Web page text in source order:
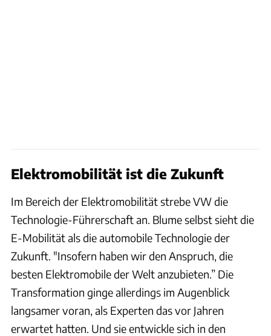
Elektromobilität ist die Zukunft
Im Bereich der Elektromobilität strebe VW die
Technologie-Führerschaft an. Blume selbst sieht die
E-Mobilität als die automobile Technologie der
Zukunft. "Insofern haben wir den Anspruch, die
besten Elektromobile der Welt anzubieten.” Die
Transformation ginge allerdings im Augenblick
langsamer voran, als Experten das vor Jahren
erwartet hatten. Und sie entwickle sich in den